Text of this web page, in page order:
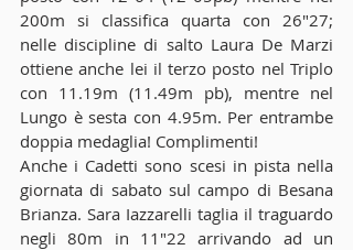
200m si classifica quarta con 26"27;
nelle discipline di salto Laura De Marzi
ottiene anche lei il terzo posto nel Triplo
con 11.19m (11.49m pb), mentre nel
Lungo è sesta con 4.95m. Per entrambe
doppia medaglia! Complimenti!
Anche i Cadetti sono scesi in pista nella
giornata di sabato sul campo di Besana
Brianza. Sara Iazzarelli taglia il traguardo
negli 80m in 11"22 arrivando ad un